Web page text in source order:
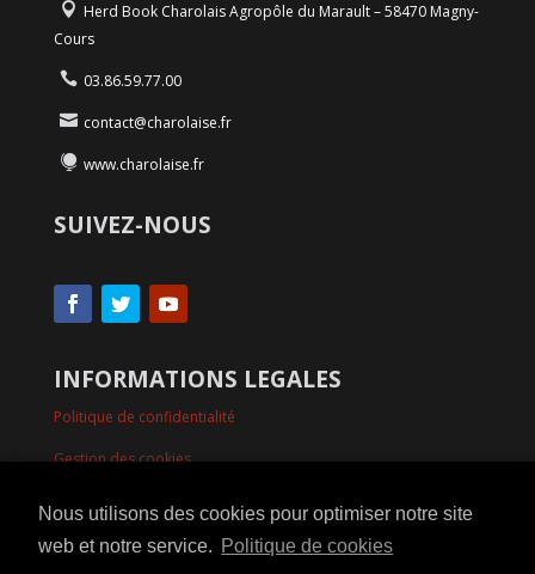
Nous utilisons des cookies pour optimiser notre site
web et notre service. Politique de cookies
Herd Book Charolais Agropôle du Marault – 58470 Magny-
Cours
03.86.59.77.00
contact@charolaise.fr
www.charolaise.fr
SUIVEZ-NOUS
INFORMATIONS LEGALES
Politique de confidentialité
Gestion des cookies
INSCRIPTION À LA NEWSLETTER